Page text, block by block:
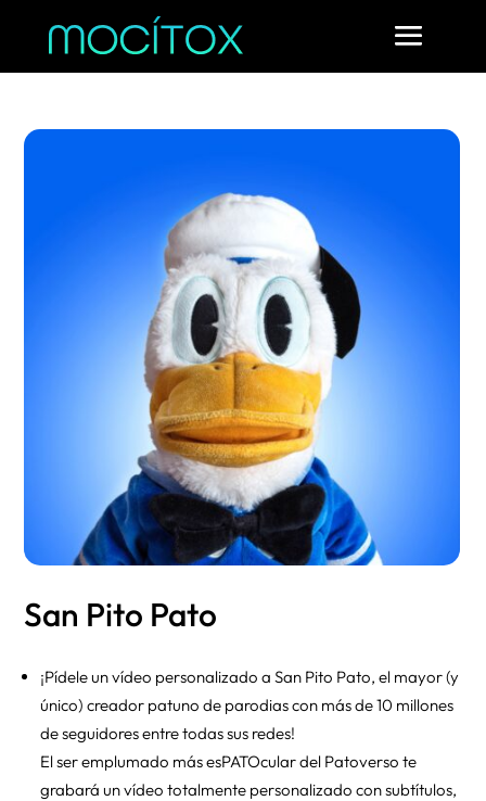
San Pito Pato
¡Pídele un vídeo personalizado a San Pito Pato, el mayor (y
único) creador patuno de parodias con más de 10 millones
de seguidores entre todas sus redes!
El ser emplumado más esPATOcular del Patoverso te
grabará un vídeo totalmente personalizado con subtítulos,